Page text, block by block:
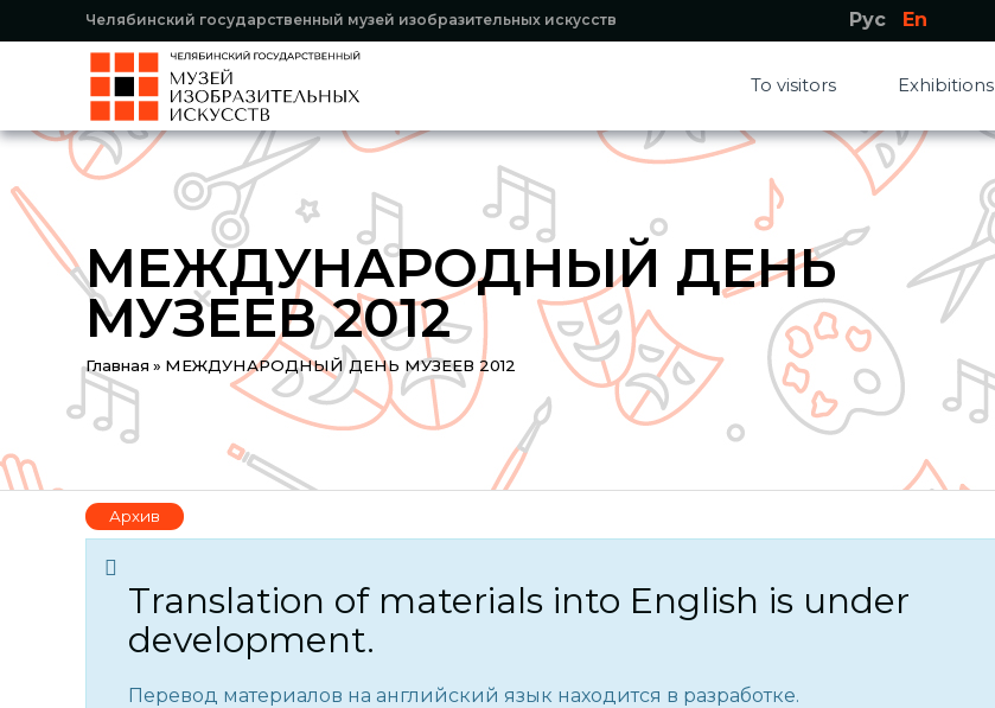
Челябинский государственный музей изобразительных искусств Рус En
To visitors Exhibitions
МЕЖДУНАРОДНЫЙ ДЕНЬ
МУЗЕЕВ 2012
You
are
here
Главная » МЕЖДУНАРОДНЫЙ ДЕНЬ МУЗЕЕВ 2012
Translation of materials into English is under
development.
Перевод материалов на английский язык находится в разработке.
Архив